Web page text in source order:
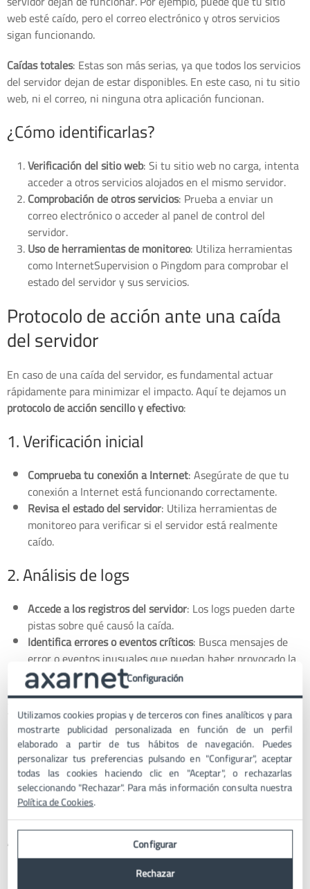
web esté caído, pero el correo electrónico y otros servicios
sigan funcionando.
Caídas totales: Estas son más serias, ya que todos los servicios
del servidor dejan de estar disponibles. En este caso, ni tu sitio
web, ni el correo, ni ninguna otra aplicación funcionan.
¿Cómo identificarlas?
Verificación del sitio web: Si tu sitio web no carga, intenta
acceder a otros servicios alojados en el mismo servidor.
Comprobación de otros servicios: Prueba a enviar un
correo electrónico o acceder al panel de control del
servidor.
Uso de herramientas de monitoreo: Utiliza herramientas
como InternetSupervision o Pingdom para comprobar el
estado del servidor y sus servicios.
Protocolo de acción ante una caída
del servidor
En caso de una caída del servidor, es fundamental actuar
rápidamente para minimizar el impacto. Aquí te dejamos un
protocolo de acción sencillo y efectivo:
1. Verificación inicial
Comprueba tu conexión a Internet: Asegúrate de que tu
conexión a Internet está funcionando correctamente.
Revisa el estado del servidor: Utiliza herramientas de
monitoreo para verificar si el servidor está realmente
caído.
2. Análisis de logs
Accede a los registros del servidor: Los logs pueden darte
pistas sobre qué causó la caída.
Identifica errores o eventos críticos: Busca mensajes de
error o eventos inusuales que puedan haber provocado la
caída.
3. Reinicio del servidor
Reinicia el servidor de forma segura: Asegúrate de seguir
los procedimientos recomendados para evitar daños
adicionales.
Monitorea el servidor tras el reinicio: Observa si el
problema persiste después del reinicio.
4. Escalamiento
Contacta con el soporte técnico
Configuración
Utilizamos cookies propias y de terceros con fines analíticos y para
mostrarte publicidad personalizada en función de un perfil
elaborado a partir de tus hábitos de navegación. Puedes
personalizar tus preferencias pulsando en "Configurar", aceptar
todas las cookies haciendo clic en "Aceptar", o rechazarlas
seleccionando "Rechazar". Para más información consulta nuestra
Política de Cookies.
Configurar
Rechazar